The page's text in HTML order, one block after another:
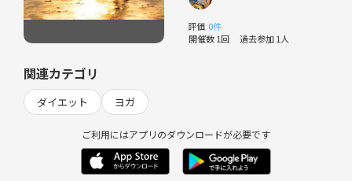
評価 0件
開催数 1回 過去参加 1人
関連カテゴリ
ダイエット ヨガ
ご利用にはアプリのダウンロードが必要です